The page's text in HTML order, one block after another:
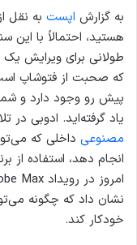
به گزارش اپست به نقل
هستید، احتمالاً با این
طولانی برای ویرایش یک
که صحبت از فتوشاپ
پیش رو وجود دارد و
یاد گرفته‌اید. ادوبی
مصنوعی داخلی که
انجام دهد، استفاده از
نشان داد که چگونه
خودکار کند.